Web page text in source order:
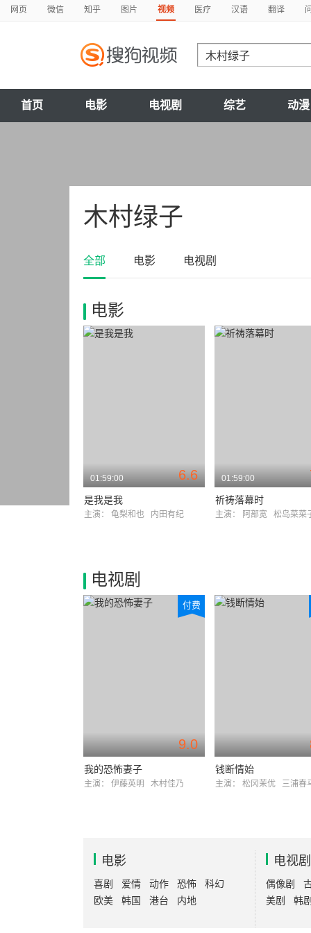
网页 微信 知乎 图片 视频 医疗 汉语 翻译
首页 电影 电视剧 综艺 动漫
木村绿子
全部 电影 电视剧
电影
6.6
01:59:00
是我是我
主演： 龟梨和也 内田有纪
01:59:00
祈祷落幕时
主演： 阿部宽 松岛菜
电视剧
9.0
付费
我的恐怖妻子
主演： 伊藤英明 木村佳乃
钱断情始
主演： 松冈茉优 三浦
电影
喜剧 爱情 动作 恐怖
科幻
欧美
韩国 港台 内地
电视剧
偶像剧
美剧
韩